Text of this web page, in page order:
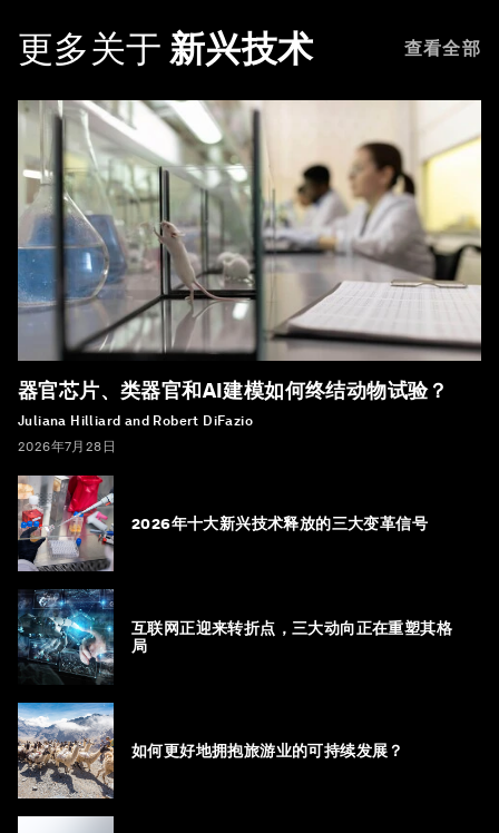
更多关于 新兴技术 查看全部
器官芯片、类器官和AI建模如何终结动物试验？
Juliana Hilliard and Robert DiFazio
2026年7月28日
2026年十大新兴技术释放的三大变革信号
互联网正迎来转折点，三大动向正在重塑其格
局
如何更好地拥抱旅游业的可持续发展？